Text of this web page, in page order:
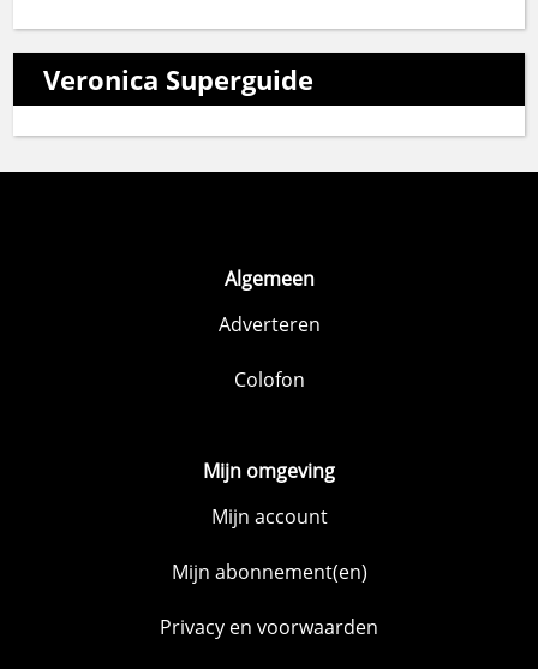
Veronica Superguide
Algemeen
Adverteren
Colofon
Mijn omgeving
Mijn account
Mijn abonnement(en)
Privacy en voorwaarden